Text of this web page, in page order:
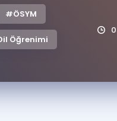
İngilizce Gramer
#ÖSYM
Öğrenimi